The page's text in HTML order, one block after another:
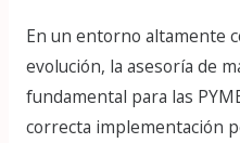
En un entorno altamente
evolución, la asesoría de
fundamental para las
correcta implementación